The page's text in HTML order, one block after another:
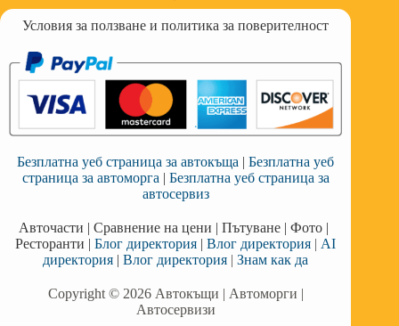
Условия за ползване и политика за поверителност
Безплатна уеб страница за автокъща |Безплатна уеб
страница за автоморга | Безплатна уеб страница за
автосервиз
Авточасти |Сравнение на цени |Пътуване |Фото |
Ресторанти |Блог директория |Влог директория | AI
директория |Влог директория |Знам как да
Copyright © 2026 Автокъщи | Автоморги |
Автосервизи